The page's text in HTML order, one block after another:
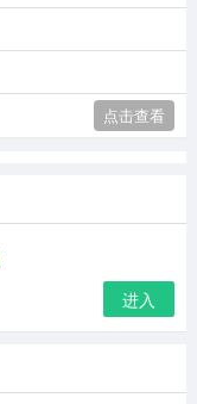
点击查看
进入